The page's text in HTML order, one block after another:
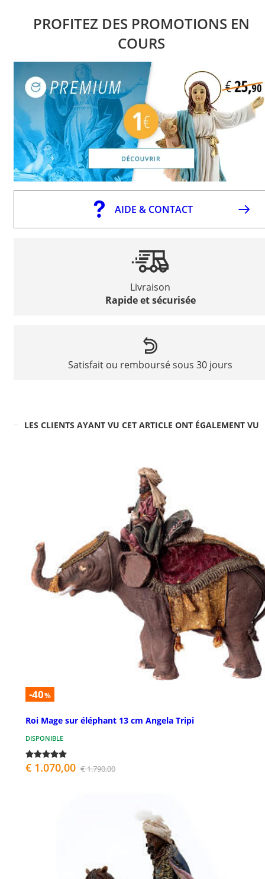
PROFITEZ DES PROMOTIONS EN
COURS
AIDE & CONTACT
Livraison
Rapide et sécurisée
Satisfait ou remboursé sous 30 jours
LES CLIENTS AYANT VU CET ARTICLE ONT ÉGALEMENT VU
-40%
Roi Mage sur éléphant 13 cm Angela Tripi
DISPONIBLE
€ 1.070,00 € 1.790,00